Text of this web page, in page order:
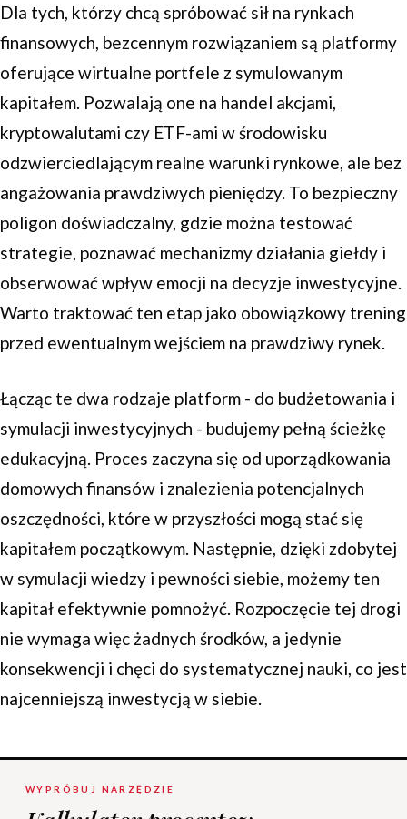
Dla tych, którzy chcą spróbować sił na rynkach
finansowych, bezcennym rozwiązaniem są platformy
oferujące wirtualne portfele z symulowanym
kapitałem. Pozwalają one na handel akcjami,
kryptowalutami czy ETF-ami w środowisku
odzwierciedlającym realne warunki rynkowe, ale bez
angażowania prawdziwych pieniędzy. To bezpieczny
poligon doświadczalny, gdzie można testować
strategie, poznawać mechanizmy działania giełdy i
obserwować wpływ emocji na decyzje inwestycyjne.
Warto traktować ten etap jako obowiązkowy trening
przed ewentualnym wejściem na prawdziwy rynek.
Łącząc te dwa rodzaje platform - do budżetowania i
symulacji inwestycyjnych - budujemy pełną ścieżkę
edukacyjną. Proces zaczyna się od uporządkowania
domowych finansów i znalezienia potencjalnych
oszczędności, które w przyszłości mogą stać się
kapitałem początkowym. Następnie, dzięki zdobytej
w symulacji wiedzy i pewności siebie, możemy ten
kapitał efektywnie pomnożyć. Rozpoczęcie tej drogi
nie wymaga więc żadnych środków, a jedynie
konsekwencji i chęci do systematycznej nauki, co jest
najcenniejszą inwestycją w siebie.
WYPRÓBUJ NARZĘDZIE